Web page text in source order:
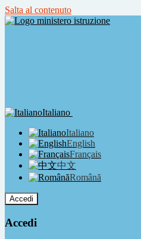
Salta al contenuto
Italiano
Italiano
English
Français
中文
Română
Accedi
Accedi